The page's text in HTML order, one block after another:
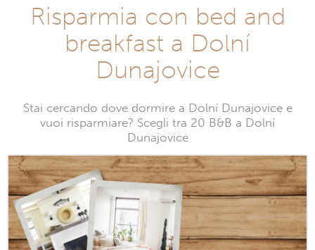
Risparmia con bed and
breakfast a Dolní
Dunajovice
Stai cercando dove dormire a Dolní Dunajovice e
vuoi risparmiare? Scegli tra 20 B&B a Dolní
Dunajovice